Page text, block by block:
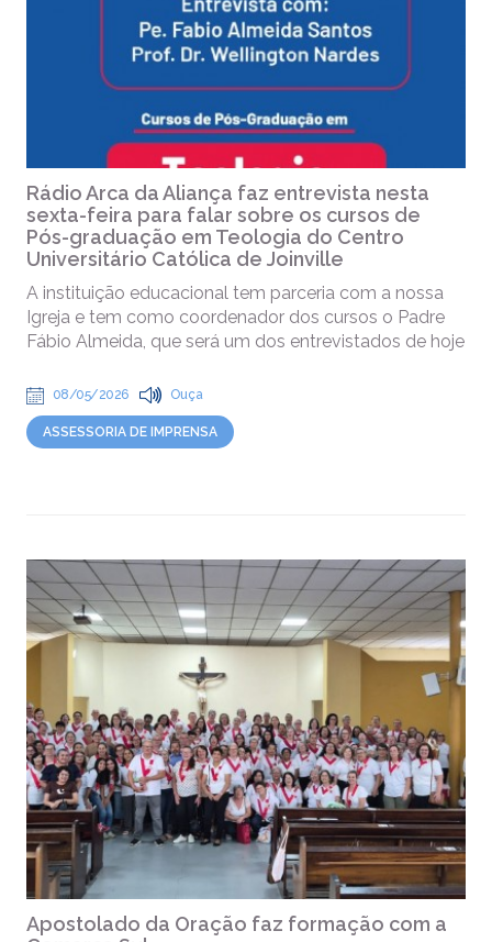
Rádio Arca da Aliança faz entrevista nesta
sexta-feira para falar sobre os cursos de
Pós-graduação em Teologia do Centro
Universitário Católica de Joinville
A instituição educacional tem parceria com a nossa
Igreja e tem como coordenador dos cursos o Padre
Fábio Almeida, que será um dos entrevistados de hoje
08/05/2026 Ouça
ASSESSORIA DE IMPRENSA
Apostolado da Oração faz formação com a